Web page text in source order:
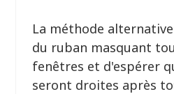
La méthode
du ruban masquant
fenêtres et d'espérer
seront droites après